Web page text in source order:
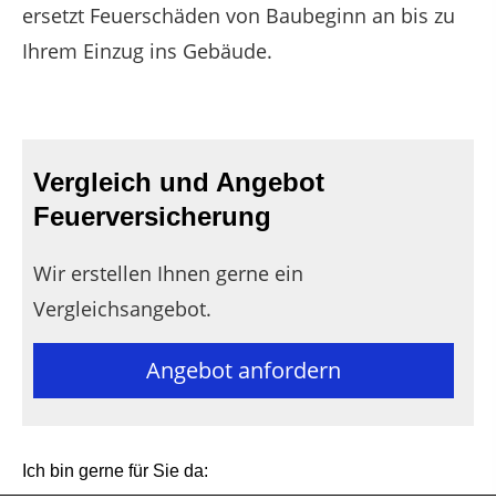
ersetzt Feuerschäden von Baubeginn an bis zu
Ihrem Einzug ins Gebäude.
Vergleich und Angebot
Feuerversicherung
Wir erstellen Ihnen gerne ein
Vergleichsangebot.
Angebot anfordern
Ich bin gerne für Sie da: